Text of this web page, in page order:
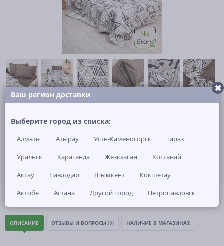
Артикул: -
Нет в наличии
ЗАКАЗАТЬ ТОВАР
ОПИСАНИЕ ОТЗЫВЫ И ВОПРОСЫ (0) НАЛИЧИЕ В МАГАЗИНАХ
Ваш регион доставки
Выберите город из списка:
Алматы Атырау Усть-Каменогорск
Тараз
Уральск
Караганда Жезказган
Костанай
Актау
Павлодар Шымкент
Кокшетау
Актобе
Астана Другой город Петропавловск